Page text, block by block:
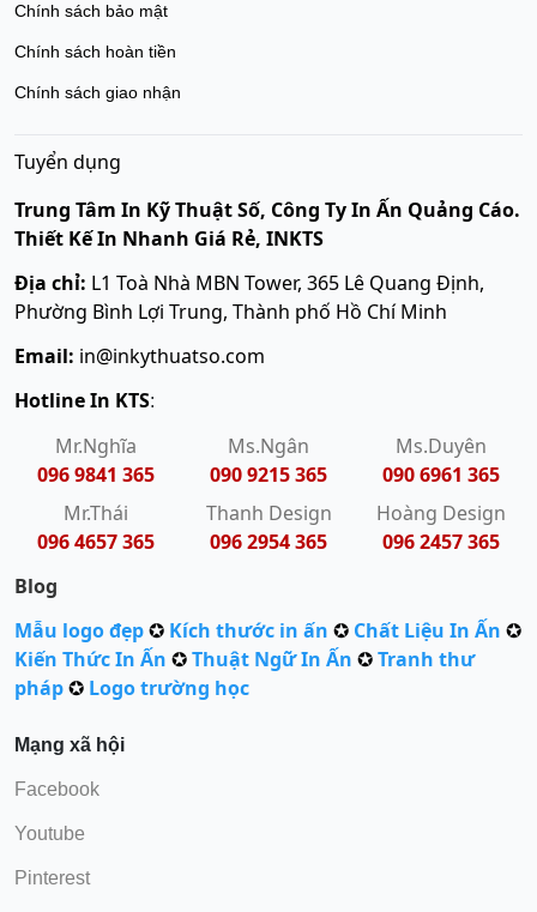
Chính sách bảo mật
Chính sách hoàn tiền
Chính sách giao nhận
Tuyển dụng
Trung Tâm In Kỹ Thuật Số, Công Ty In Ấn Quảng Cáo.
Thiết Kế In Nhanh Giá Rẻ, INKTS
Địa chỉ: L1 Toà Nhà MBN Tower, 365 Lê Quang Định,
Phường Bình Lợi Trung, Thành phố Hồ Chí Minh
Email: in@inkythuatso.com
Hotline In KTS:
Mr.Nghĩa
096 9841 365
Ms.Ngân
090 9215 365
Ms.Duyên
090 6961 365
Mr.Thái
096 4657 365
Thanh Design
096 2954 365
Hoàng Design
096 2457 365
Blog
Mẫu logo đẹp✪ Kích thước in ấn ✪ Chất Liệu In Ấn ✪
Kiến Thức In Ấn ✪Thuật Ngữ In Ấn ✪Tranh thư
pháp✪ Logo trường học
Mạng xã hội
Facebook
Youtube
Pinterest